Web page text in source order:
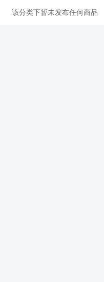
该分类下暂未发布任何商品